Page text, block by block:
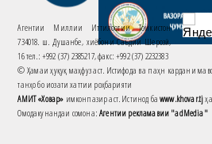
Агентии Миллии Иттилоотии Тоҷикистон
734018. ш. Душанбе, хиёбони Саъдии Шерозӣ,
16 тел.: +992 (37) 2385217, факс: +992 (37) 2232383
© Ҳамаи ҳуқуқ маҳфуз аст. Истифода ва паҳн кардани
танҳо бо иҷозати хаттии роҳбарияти
АМИТ «Ховар» имконпазир аст. Истинод баwww.khovar.tj
Омодакунандаи сомона:Агентии рекламавии "adMedia"